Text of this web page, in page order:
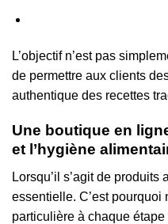
L’objectif n’est pas
de permettre aux clients
authentique des recettes
Une boutique en
et l’hygiène
Lorsqu’il s’agit de
essentielle. C’est pourquoi
particulière à chaque